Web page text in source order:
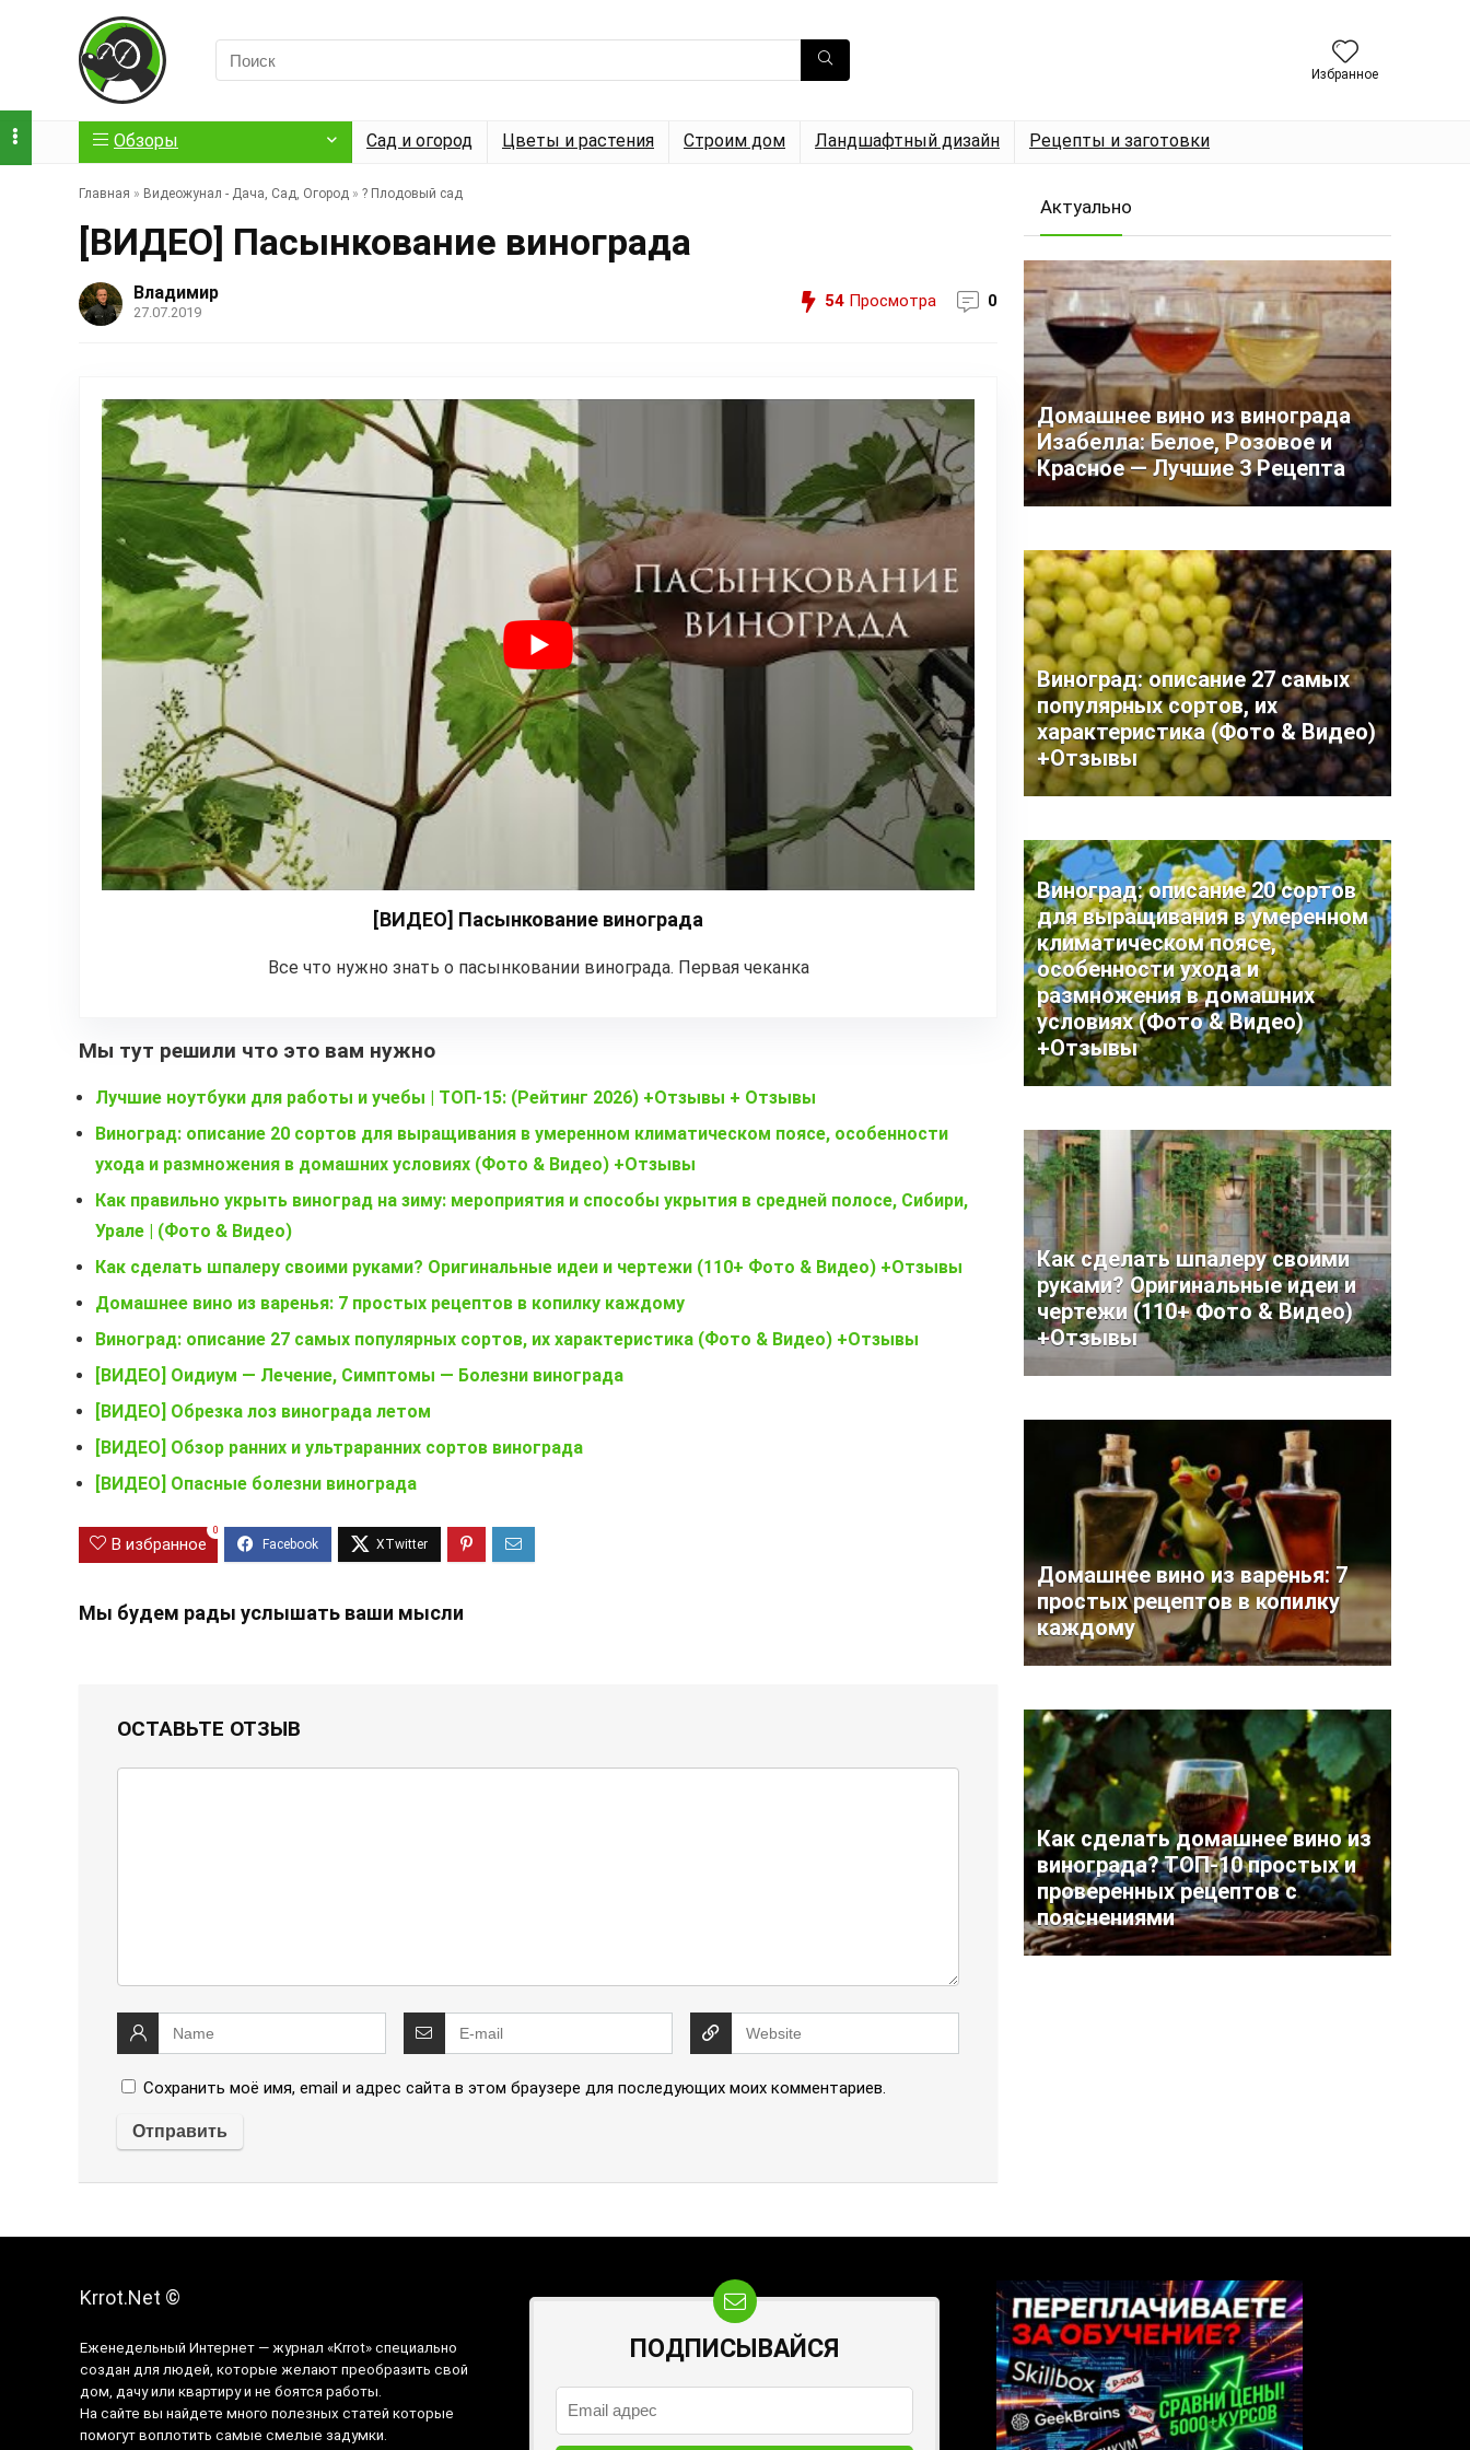
Избранное
Обзоры Сад и огород Цветы и растения Строим дом Ландшафтный дизайн Рецепты и заготовки
Главная » Видеожунал - Дача, Сад, Огород » ?️ Плодовый сад
[ВИДЕО] Пасынкование винограда
Владимир
27.07.2019
54 Просмотра 0
[ВИДЕО] Пасынкование винограда
Все что нужно знать о пасынковании винограда. Первая чеканка
Мы тут решили что это вам нужно
Лучшие ноутбуки для работы и учебы | ТОП-15: (Рейтинг 2026) +Отзывы + Отзывы
Виноград: описание 20 сортов для выращивания в умеренном климатическом поясе, особенности
ухода и размножения в домашних условиях (Фото & Видео) +Отзывы
Как правильно укрыть виноград на зиму: мероприятия и способы укрытия в средней полосе, Сибири,
Урале | (Фото & Видео)
Как сделать шпалеру своими руками? Оригинальные идеи и чертежи (110+ Фото & Видео) +Отзывы
Домашнее вино из варенья: 7 простых рецептов в копилку каждому
Виноград: описание 27 самых популярных сортов, их характеристика (Фото & Видео) +Отзывы
[ВИДЕО] Оидиум — Лечение, Симптомы — Болезни винограда
[ВИДЕО] Обрезка лоз винограда летом
[ВИДЕО] Обзор ранних и ультраранних сортов винограда
[ВИДЕО] Опасные болезни винограда
В избранное
0
Мы будем рады услышать ваши мысли
ОСТАВЬТЕ ОТЗЫВ
Сохранить моё имя, email и адрес сайта в этом браузере для последующих моих комментариев.
Актуально
Домашнее вино из винограда
Изабелла: Белое, Розовое и
Красное — Лучшие 3 Рецепта
Виноград: описание 27 самых
популярных сортов, их
характеристика (Фото & Видео)
+Отзывы
Виноград: описание 20 сортов
для выращивания в умеренном
климатическом поясе,
особенности ухода и
размножения в домашних
условиях (Фото & Видео)
+Отзывы
Как сделать шпалеру своими
руками? Оригинальные идеи и
чертежи (110+ Фото & Видео)
+Отзывы
Домашнее вино из варенья: 7
простых рецептов в копилку
каждому
Как сделать домашнее вино из
винограда? ТОП-10 простых и
проверенных рецептов с
пояснениями
Krrot.Net ©
Еженедельный Интернет — журнал «Krrot» специально
создан для людей, которые желают преобразить свой
дом, дачу или квартиру и не боятся работы.
На сайте вы найдете много полезных статей которые
помогут воплотить самые смелые задумки.
ПОДПИСЫВАЙСЯ